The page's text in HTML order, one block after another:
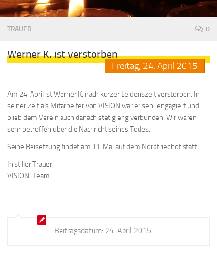
TRAUER 0
Werner K. ist verstorben
Freitag, 24. April 2015
Am 24. April ist Werner K. nach kurzer Leidenszeit verstorben. In
seiner Zeit als Mitarbeiter von VISION war er sehr engagiert und
blieb dem Verein auch danach stetig eng verbunden. Wir waren
sehr betroffen über die Nachricht seines Todes.
Seine Beisetzung findet am 11. Mai auf dem Nordfriedhof statt.
In stiller Trauer
VISION-Team
Beitragsdatum: 24. April 2015